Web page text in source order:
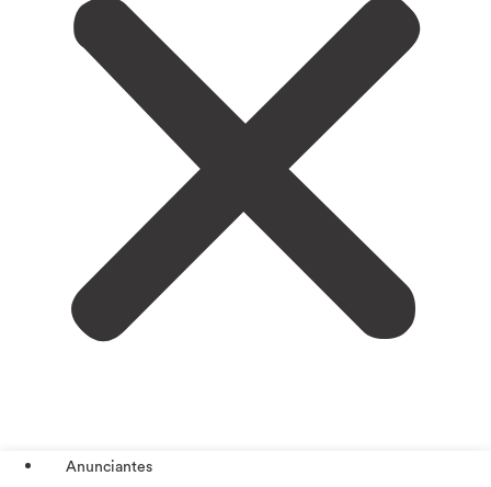
Anunciantes